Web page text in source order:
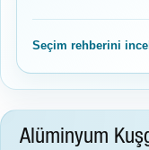
Seçim rehberini
Alüminyum